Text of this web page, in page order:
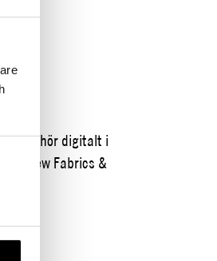
tillbehör digitalt i
Fabrics &